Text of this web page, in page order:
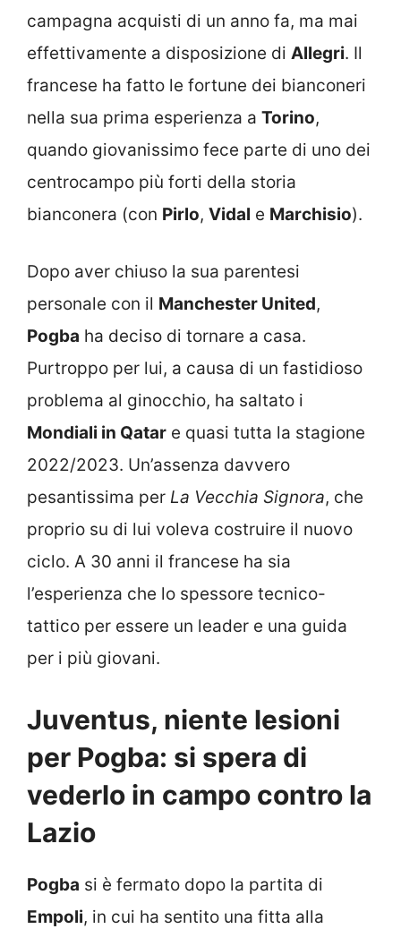
campagna acquisti di un anno fa, ma mai
effettivamente a disposizione di Allegri. Il
francese ha fatto le fortune dei bianconeri
nella sua prima esperienza a Torino,
quando giovanissimo fece parte di uno dei
centrocampo più forti della storia
bianconera (con Pirlo, Vidal e Marchisio).
Dopo aver chiuso la sua parentesi
personale con il Manchester United,
Pogba ha deciso di tornare a casa.
Purtroppo per lui, a causa di un fastidioso
problema al ginocchio, ha saltato i
Mondiali in Qatar e quasi tutta la stagione
2022/2023. Un’assenza davvero
pesantissima per La Vecchia Signora, che
proprio su di lui voleva costruire il nuovo
ciclo. A 30 anni il francese ha sia
l’esperienza che lo spessore tecnico-
tattico per essere un leader e una guida
per i più giovani.
Juventus, niente lesioni
per Pogba: si spera di
vederlo in campo contro la
Lazio
Pogba si è fermato dopo la partita di
Empoli, in cui ha sentito una fitta alla